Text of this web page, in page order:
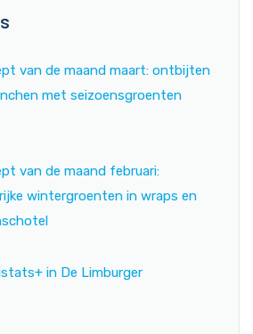
van de maand maart: ontbijten
met seizoensgroenten
van de maand februari:
wintergroenten in wraps en
in De Limburger